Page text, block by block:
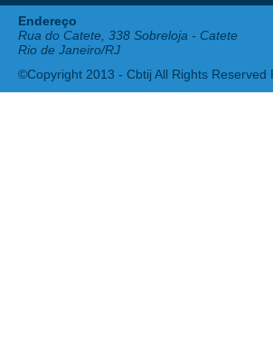
Endereço
Rua do Catete, 338 Sobreloja - Catete
Rio de Janeiro/RJ
©Copyright 2013 - Cbtij All Rights Reserved